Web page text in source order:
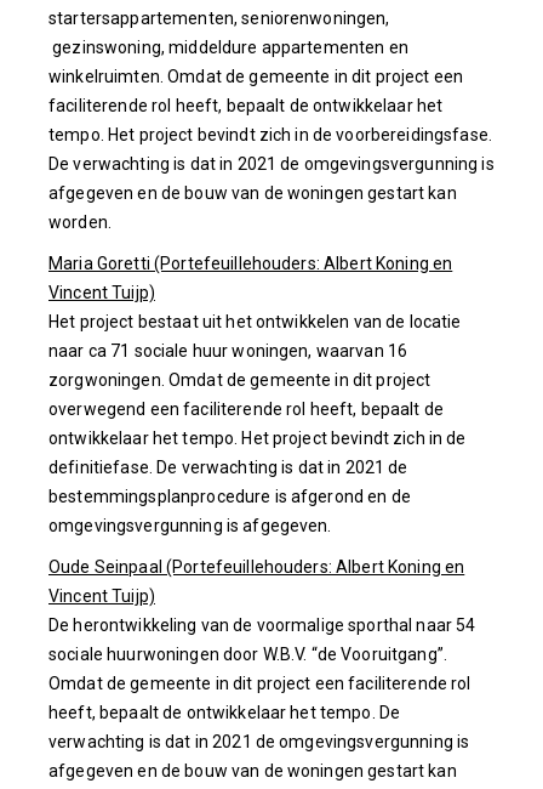
startersappartementen, seniorenwoningen,
gezinswoning, middeldure appartementen en
winkelruimten. Omdat de gemeente in dit project een
faciliterende rol heeft, bepaalt de ontwikkelaar het
tempo. Het project bevindt zich in de voorbereidingsfase.
De verwachting is dat in 2021 de omgevingsvergunning is
afgegeven en de bouw van de woningen gestart kan
worden.
Maria Goretti (Portefeuillehouders: Albert Koning en
Vincent Tuijp)
Het project bestaat uit het ontwikkelen van de locatie
naar ca 71 sociale huur woningen, waarvan 16
zorgwoningen. Omdat de gemeente in dit project
overwegend een faciliterende rol heeft, bepaalt de
ontwikkelaar het tempo. Het project bevindt zich in de
definitiefase. De verwachting is dat in 2021 de
bestemmingsplanprocedure is afgerond en de
omgevingsvergunning is afgegeven.
Oude Seinpaal (Portefeuillehouders: Albert Koning en
Vincent Tuijp)
De herontwikkeling van de voormalige sporthal naar 54
sociale huurwoningen door W.B.V. “de Vooruitgang”.
Omdat de gemeente in dit project een faciliterende rol
heeft, bepaalt de ontwikkelaar het tempo. De
verwachting is dat in 2021 de omgevingsvergunning is
afgegeven en de bouw van de woningen gestart kan